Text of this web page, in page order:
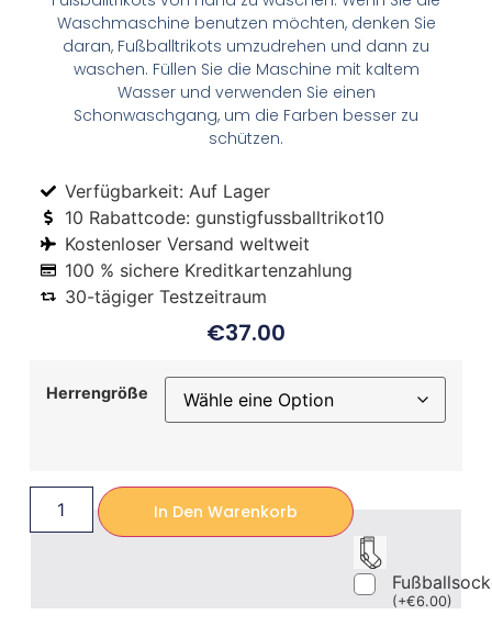
Waschmaschine benutzen möchten, denken Sie
daran, Fußballtrikots umzudrehen und dann zu
waschen. Füllen Sie die Maschine mit kaltem
Wasser und verwenden Sie einen
Schonwaschgang, um die Farben besser zu
schützen.
Verfügbarkeit: Auf Lager
10 Rabattcode: gunstigfussballtrikot10
Kostenloser Versand weltweit
100 % sichere Kreditkartenzahlung
30-tägiger Testzeitraum
€37.00
Herrengröße
In Den Warenkorb
(+€6.00)